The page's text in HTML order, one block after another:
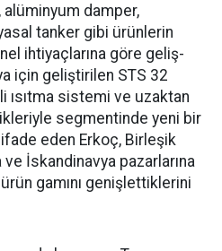
damper,
tanker gibi ürünlerin
ihtiyaçlarına göre geliş­
için geliştirilen STS 32
ısıtma siste­mi ve uzaktan
segmentinde yeni bir
eden Erkoç, Birleşik
ve İskan­dinavya pazarlarına
gamını geniş­lettiklerini